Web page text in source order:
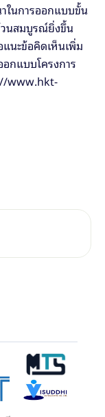
ในการออกแบบขั้น
วนสมบูรณ์ยิ่งขึ้น
แนะข้อคิดเห็นเพิ่ม
อกแบบโครงการ
www.hkt-